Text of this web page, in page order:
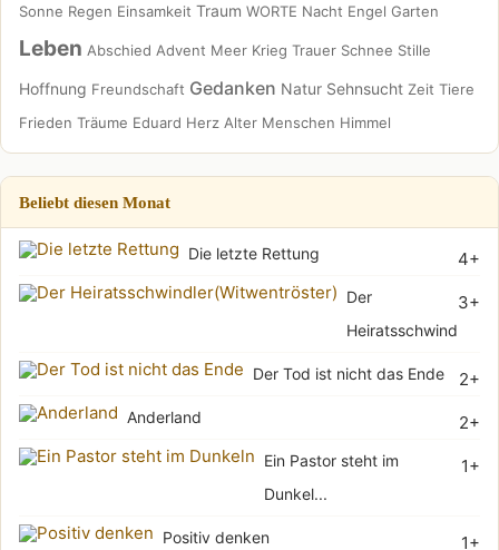
Sonne Regen Einsamkeit Traum WORTE Nacht Engel Garten
Leben Abschied Advent Meer Krieg Trauer Schnee Stille
Hoffnung Freundschaft Gedanken Natur Sehnsucht Zeit Tiere
Frieden Träume Eduard Herz Alter Menschen Himmel
Beliebt diesen Monat
4+
Die letzte Rettung
3+
Der
2+
Der Tod ist nicht das Ende
2+
Anderland
1+
Ein Pastor steht im
Dunkel...
1+
Positiv denken